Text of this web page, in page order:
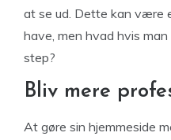
at se ud. Dette kan være
have, men hvad hvis
step?
Bliv mere
At gøre sin hjemmeside